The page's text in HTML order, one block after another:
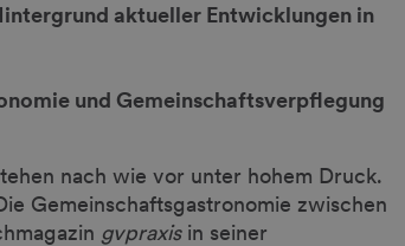
aktueller Entwicklungen in
und Gemeinschaftsverpflegung
nach wie vor unter hohem Druck.
Gemeinschaftsgastronomie zwischen
gvpraxisin seiner